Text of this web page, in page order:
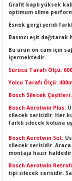
ÜRÜNLERİ
Grafit kaplı yüksek
optimum silme
Esnek gergi şeridi
Basıncı eşit
Bu ürün ön cam için
içermektedir.
Sürücü Tarafı Ölçü:
Yolcu Tarafı Ölçü:
Bosch Silecek Çeşitleri
Bosch Aerotwin Plus:
silecek serisidir. Her
farklı silecek koluna
Bosch Aerotwin Set:
silecek serisidir.
montaja hazır
Bosch Aerotwin
tipi silecek serisidir.